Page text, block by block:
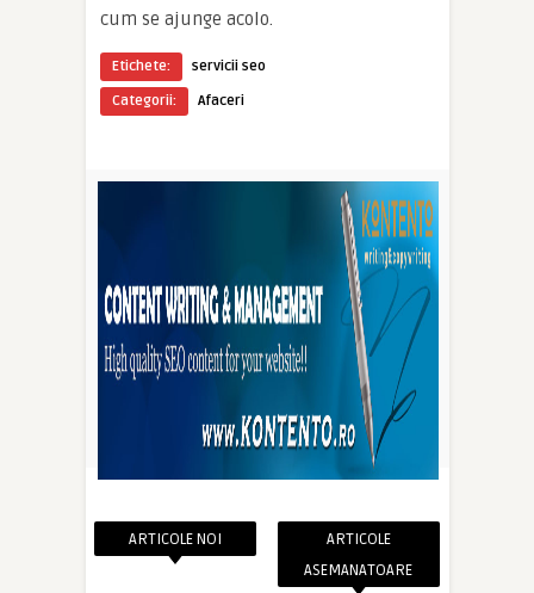
cum se ajunge acolo.
Etichete:
servicii seo
Categorii:
Afaceri
ARTICOLE NOI
ARTICOLE
ASEMANATOARE